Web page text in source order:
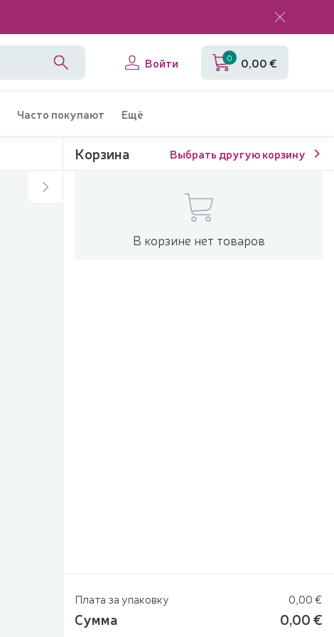
Войти 0 0,00 €
Часто покупают Ещё
Корзина Выбрать другую корзину
В корзине нет товаров
Плата за упаковку 0,00 €
Сумма 0,00 €